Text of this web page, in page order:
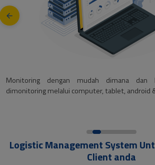
Monitoring dengan mudah dimana dan
dimonitoring melalui computer, tablet, android
Logistic Management System
Client anda